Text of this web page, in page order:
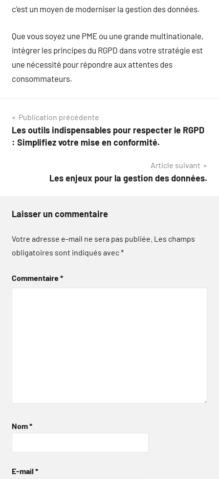
c’est un moyen de moderniser la gestion des données.
Que vous soyez une PME ou une grande multinationale,
intégrer les principes du RGPD dans votre stratégie est
une nécessité pour répondre aux attentes des
consommateurs.
Navigation
de
Publication précédente
Les outils indispensables pour respecter le RGPD
: Simplifiez votre mise en conformité.
Article suivant
Les enjeux pour la gestion des données.
Laisser un commentaire
Votre adresse e-mail ne sera pas publiée. Les champs
obligatoires sont indiqués avec*
Commentaire*
Nom*
E-mail *